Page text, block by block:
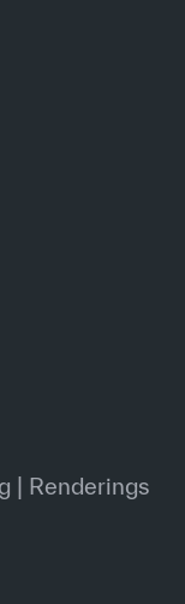
| Renderings